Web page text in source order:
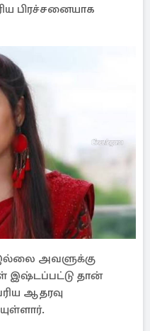
பிரச்சனையாக
அவளுக்கு
இஷ்டப்பட்டு தான்
ஆதரவு